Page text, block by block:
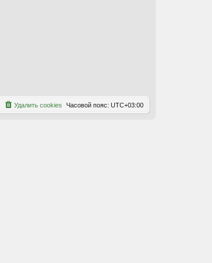
Часовой пояс: UTC+03:00
Удалить cookies